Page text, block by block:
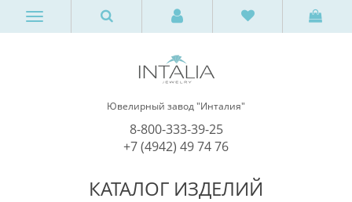
Ювелирный завод "Инталия"
8-800-333-39-25
+7 (4942) 49 74 76
КАТАЛОГ ИЗДЕЛИЙ